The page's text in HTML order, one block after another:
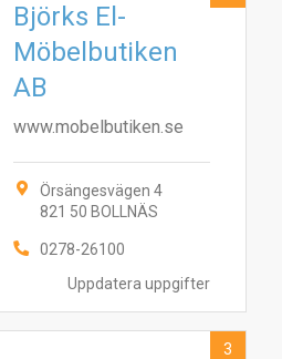
Uppdatera uppgifter
Björks El-
Möbelbutiken
AB
www.mobelbutiken.se
Örsängesvägen 4
821 50 BOLLNÄS
0278-26100
3